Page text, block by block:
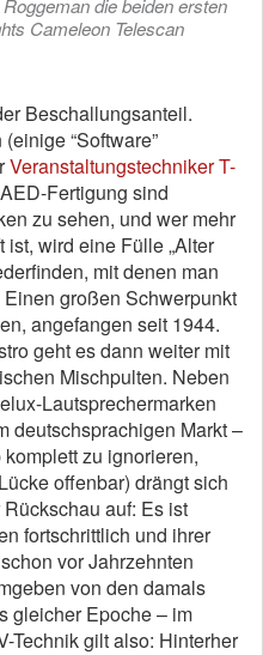
die beiden ersten
Cameleon Telescan
Beschallungsanteil.
“Software”
Veranstaltungstechniker T-
Fertigung sind
zu sehen, und wer mehr
wird eine Fülle „Alter
mit denen man
großen Schwerpunkt
angefangen seit 1944.
geht es dann weiter mit
Mischpulten. Neben
Lautsprechermarken
deutschsprachigen Markt –
zu ignorieren,
offenbar) drängt sich
auf: Es ist
fortschrittlich und ihrer
vor Jahrzehnten
von den damals
gleicher Epoche – im
Technik gilt also: Hinterher